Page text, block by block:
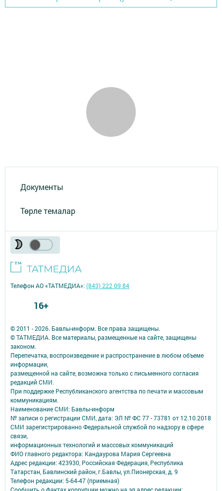
Документы
Төрле темалар
© 2011 - 2026. Бавлы-информ. Все права защищены.
© ТАТМЕДИА. Все материалы, размещенные на сайте, защищены
законом.
Перепечатка, воспроизведение и распространение в любом объеме
информации,
размещенной на сайте, возможна только с письменного согласия
редакций СМИ.
При поддержке Республиканского агентства по печати и массовым
коммуникациям.
Наименование СМИ: Бавлы-информ
№ записи о регистрации СМИ, дата: ЭЛ № ФС 77 - 73781 от 12.10.2018
СМИ зарегистрированно Федеральной службой по надзору в сфере
связи,
информационных технологий и массовых коммуникаций
ФИО главного редактора: Кандаурова Мария Сергеевна
Адрес редакции: 423930, Российская Федерация, Республика
Татарстан, Бавлинский район, г.Бавлы, ул.Пионерская, д. 9
Телефон редакции: 5-64-47 (приемная)
Телефон АО «ТАТМЕДИА»:(843) 222 09 84
16+